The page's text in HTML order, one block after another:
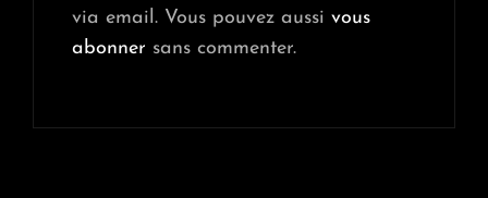
via email. Vous pouvez aussi vous
abonner sans commenter.